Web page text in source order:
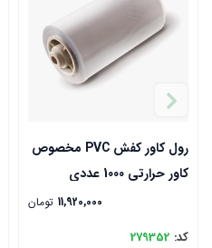
رول کاور کفش PVC مخصوص
کاور حرارتی 1000 عددی
11,920,000 تومان
کد: 279352